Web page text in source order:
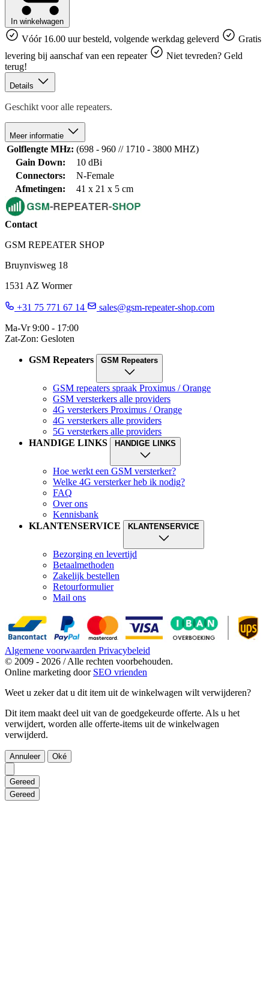
In winkelwagen
Vóór 16.00 uur besteld, volgende werkdag geleverd
Gratis
levering bij aanschaf van een repeater
Niet tevreden? Geld
terug!
Details
Geschikt voor alle repeaters.
Meer informatie
Golflengte MHz: (698 - 960 // 1710 - 3800 MHZ)
Gain Down:
10 dBi
Connectors:
N-Female
Afmetingen:
41 x 21 x 5 cm
Contact
GSM REPEATER SHOP
Bruynvisweg 18
1531 AZ Wormer
+31 75 771 67 14
sales@gsm-repeater-shop.com
Ma-Vr 9:00 - 17:00
Zat-Zon: Gesloten
GSM Repeaters GSM Repeaters
GSM repeaters spraak Proximus / Orange
GSM versterkers alle providers
4G versterkers Proximus / Orange
4G versterkers alle providers
5G versterkers alle providers
HANDIGE LINKS
HANDIGE LINKS
Hoe werkt een GSM versterker?
Welke 4G versterker heb ik nodig?
FAQ
Over ons
Kennisbank
KLANTENSERVICE
KLANTENSERVICE
Bezorging en levertijd
Betaalmethoden
Zakelijk bestellen
Retourformulier
Mail ons
Algemene voorwaarden Privacybeleid
© 2009 - 2026 / Alle rechten voorbehouden.
Online marketing door SEO vrienden
Weet u zeker dat u dit item uit de winkelwagen wilt verwijderen?
Dit item maakt deel uit van de goedgekeurde offerte. Als u het
verwijdert, worden alle offerte-items uit de winkelwagen
verwijderd.
Annuleer Oké
Gereed
Gereed